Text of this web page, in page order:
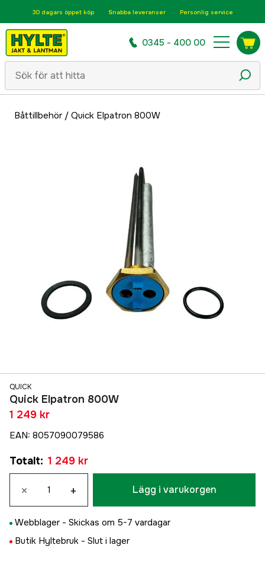
30 dagars öppet köp Snabba leveranser Personlig service
0345 - 400 00
Båttillbehör/ Quick Elpatron 800W
QUICK
Quick Elpatron 800W
1 249 kr
EAN: 8057090079586
Totalt: 1 249 kr
× + Lägg i varukorgen
Webblager - Skickas om 5-7 vardagar
Butik Hyltebruk - Slut i lager